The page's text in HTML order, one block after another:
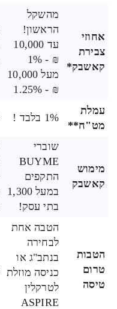
אחוזי
צבירת
קאשבק*
מהשקל
הראשון!
עד 10,000
₪ - 1%
מעל 10,000
₪ - 1.25%
עמלת
מט"ח**
1% בלבד !
מימוש
קאשבק
שוברי
BUYME
התקפים
במעל 1,300
בתי עסק!
הטבות
טרום
טיסה
הטבה אחת
לבחירה
בנתב"ג או
כניסה מוזלת
לטרקלין
ASPIRE